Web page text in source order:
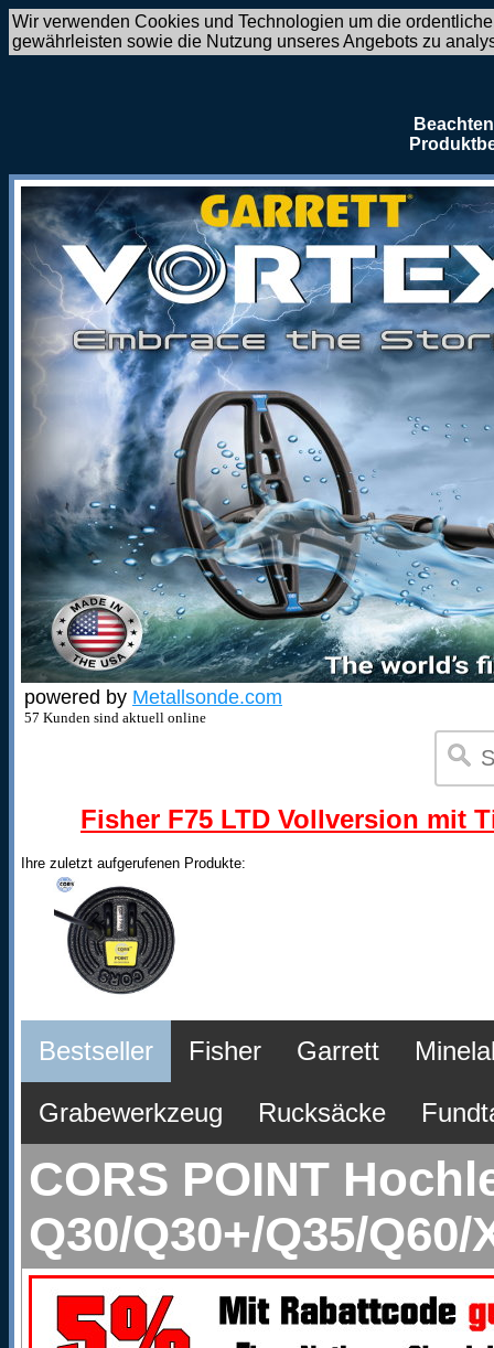
Wir verwenden Cookies und Technologien um die
gewährleisten sowie die Nutzung unseres Angebots zu
powered by Metallsonde.com
57 Kunden sind aktuell online
Fisher F75 LTD Vollversion mit
Ihre zuletzt aufgerufenen Produkte:
Bestseller Fisher Garrett
Grabewerkzeug Rucksäcke
CORS POINT
Q30/Q30+/Q35/